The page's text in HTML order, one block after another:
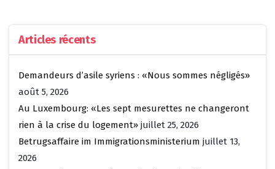
Articles récents
Demandeurs d’asile syriens : «Nous sommes négligés»
août 5, 2026
Au Luxembourg: «Les sept mesurettes ne changeront
rien à la crise du logement» juillet 25, 2026
Betrugsaffaire im Immigrationsministerium juillet 13,
2026